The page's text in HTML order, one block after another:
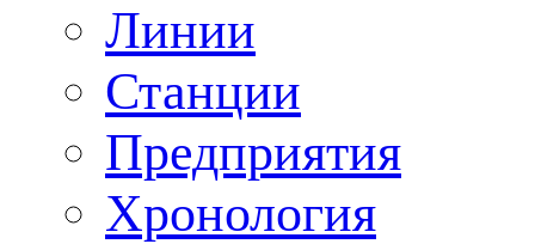
Линии
Станции
Предприятия
Хронология